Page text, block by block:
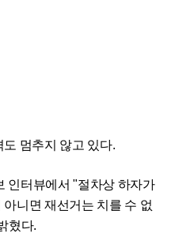
멈추지 않고 있다.
인터뷰에서 "절차상 하자가
니면 재선거는 치를 수 없
혔다.